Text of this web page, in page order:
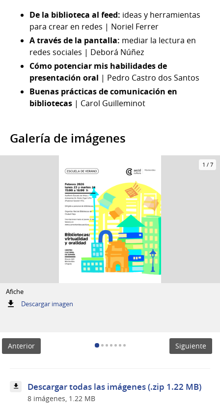
De la biblioteca al feed: ideas y herramientas
para crear en redes | Noriel Ferrer
A través de la pantalla: mediar la lectura en
redes sociales | Deborá Núñez
Cómo potenciar mis habilidades de
presentación oral | Pedro Castro dos Santos
Buenas prácticas de comunicación en
bibliotecas | Carol Guilleminot
Galería de imágenes
1 / 7
Afiche
Descargar imagen:
Anterior Siguiente
Descargar todas las imágenes (.zip 1.22 MB)
8 imágenes, 1.22 MB